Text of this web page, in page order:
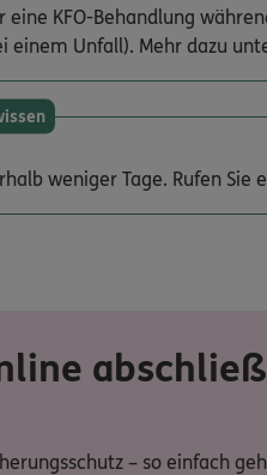
KFO-Behandlung
Unfall). Mehr dazu
weniger Tage. Rufen Sie
– so einfach